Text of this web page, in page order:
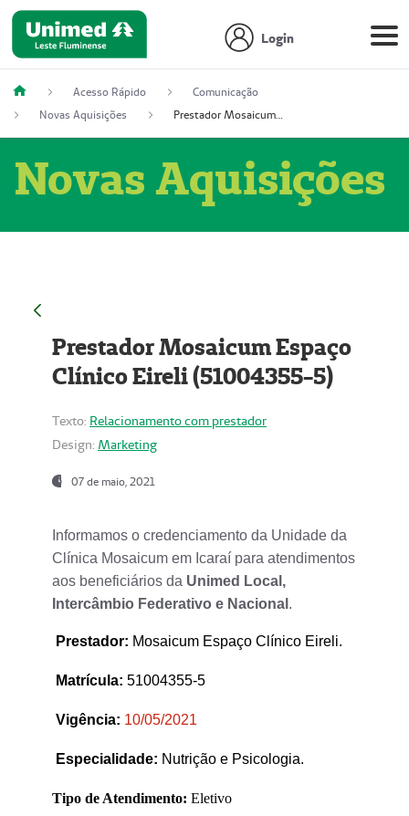
Login
Acesso Rápido
Comunicação
Novas Aquisições
Prestador Mosaicum Espaço Clínico Eireli (51004355-5)
Novas Aquisições
Prestador Mosaicum Espaço
Clínico Eireli (51004355-5)
Texto: Relacionamento com prestador
Design: Marketing
07 de maio, 2021
Informamos o credenciamento da Unidade da
Clínica Mosaicum em Icaraí para atendimentos
aos beneficiários da Unimed Local,
Intercâmbio Federativo e Nacional .
Prestador: Mosaicum Espaço Clínico Eireli.
Matrícula: 51004355-5
Vigência: 10/05/2021
Especialidade: Nutrição e Psicologia.
Tipo de Atendimento: Eletivo